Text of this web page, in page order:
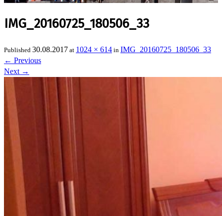
IMG_20160725_180506_33
Published 30.08.2017 at 1024 × 614 in IMG_20160725_180506_33
← Previous
Next →